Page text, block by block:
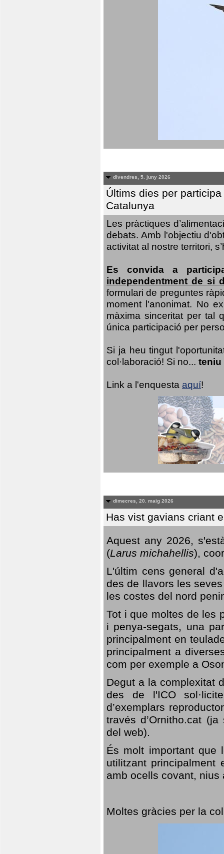
divendres, 5. juny 2026
Últims dies per
Catalunya
Les pràctiques
debats. Amb l'objectiu
activitat al nostre territori,
Es convida a
independentment de si
formulari de preguntes
moment l'anonimat. No
màxima sinceritat per tal
única participació per
Si ja heu tingut
col·laboració! Si no... teniu
Link a l'enquesta aquí!
dimecres, 20. maig 2026
Has vist gavians criant
Aquest any 2026,
(Larus michahellis),
L'últim cens general
des de llavors les
les costes del nord
Tot i que moltes de les
i penya-segats, una
principalment en
principalment a
com per exemple a
Degut a la complexitat
des de l'ICO
d’exemplars
través d’Ornitho.cat
del web).
És molt important que
utilitzant
amb ocells covant,
Moltes gràcies per la